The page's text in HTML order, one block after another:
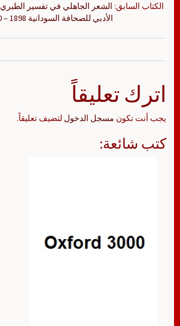
الكتاب السابق: الشعر الجاهلي في تفسير الطبري
الأدبي للصحافة السودانية 1898 – 1930م
اترك تعليقاً
يجب أنت تكون مسجل الدخول لتضيف تعليقاً.
كتب شائعة: